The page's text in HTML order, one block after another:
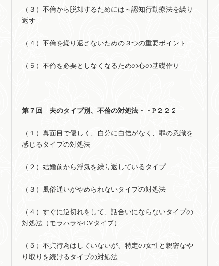
（３）不倫から脱却するためには～認知行動療法を繰り
返す
（４）不倫を繰り返さないための３つの重要ポイント
（５）不倫を必要としなくなるための心の基礎作り
第７回 夫のタイプ別、不倫の対処法・・P２２２
（１）真面目で優しく、自分に自信がなく、罪の意識を
感じるタイプの対処法
（２）結婚前から浮気を繰り返しているタイプ
（３）風俗通いがやめられないタイプの対処法
（４）すぐに逆切れをして、話合いにならないタイプの
対処法（モラハラやDVタイプ）
（５）不貞行為はしていないが、特定の女性と親密なや
り取りを続けるタイプの対処法